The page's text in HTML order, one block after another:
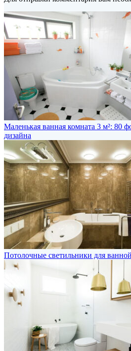
Маленькая ванная комната 3 м²: 80
дизайна
Потолочные светильники для